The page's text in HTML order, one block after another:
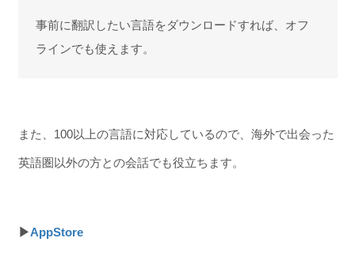
事前に翻訳したい言語をダウンロードすれば、オフ
ラインでも使えます。
また、100以上の言語に対応しているので、海外で出会った
英語圏以外の方との会話でも役立ちます。
▶AppStore